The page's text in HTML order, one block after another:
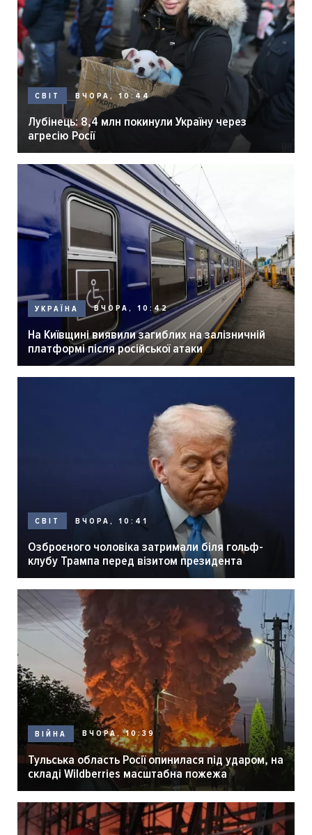
СВІТ ВЧОРА, 10:44
Лубінець: 8,4 млн покинули Україну через
агресію Росії
УКРАЇНА ВЧОРА, 10:42
На Київщині виявили загиблих на залізничній
платформі після російської атаки
СВІТ ВЧОРА, 10:41
Озброєного чоловіка затримали біля гольф-
клубу Трампа перед візитом президента
ВІЙНА ВЧОРА, 10:39
Тульська область Росії опинилася під ударом, на
складі Wildberries масштабна пожежа